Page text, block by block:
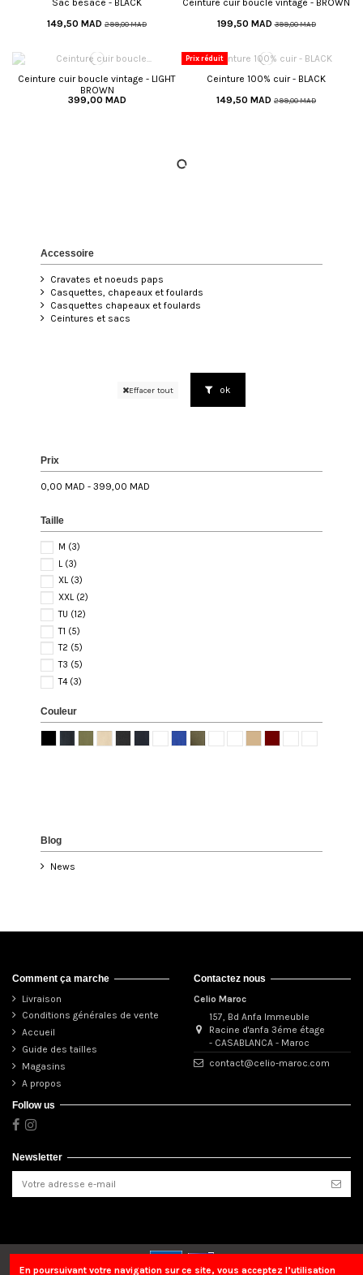
149,50 MAD 299,00 MAD
199,50 MAD 399,00 MAD
Ceinture cuir boucle vintage - LIGHT
BROWN
399,00 MAD
Prix réduit
Ceinture 100% cuir - BLACK
149,50 MAD 299,00 MAD
Accessoire
Cravates et noeuds paps
Casquettes, chapeaux et foulards
Casquettes chapeaux et foulards
Ceintures et sacs
Effacer tout ok
Prix
0,00 MAD - 399,00 MAD
Taille
M (3)
L (3)
XL (3)
XXL (2)
TU (12)
T1 (5)
T2 (5)
T3 (5)
T4 (3)
Couleur
Blog
News
Comment ça marche
Livraison
Conditions générales de vente
Accueil
Guide des tailles
Magasins
A propos
Contactez nous
Celio Maroc
157, Bd Anfa Immeuble
Racine d'anfa 3éme étage
- CASABLANCA - Maroc
contact@celio-maroc.com
Follow us
Newsletter
En poursuivant votre navigation sur ce site, vous acceptez l’utilisation